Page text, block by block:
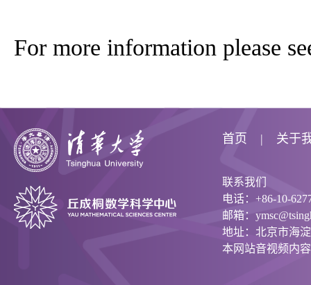
For more information please
首页 关于
联系我们
电话：+86-10-
邮箱：
地址：北京市海
本网站音视频内